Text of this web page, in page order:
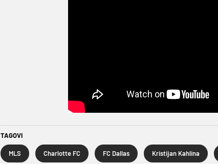
TAGOVI
MLS Charlotte FC FC Dallas Kristijan Kahlina